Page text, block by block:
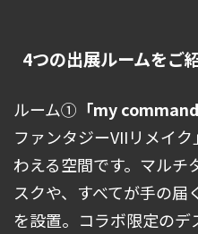
4つの出展ルームをご
ルーム① 「my
ファンタジーVIIリメイ
わえる空間です。マルチ
スクや、すべてが手の
を設置。コラボ限定のデ